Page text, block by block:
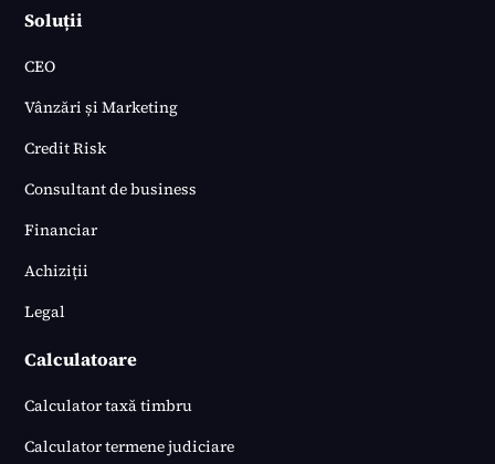
Soluții
CEO
Vânzări și Marketing
Credit Risk
Consultant de business
Financiar
Achiziții
Legal
Calculatoare
Calculator taxă timbru
Calculator termene judiciare